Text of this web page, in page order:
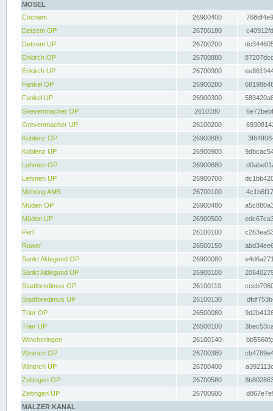
MOSEL
Cochem
26900400
Detzem OP
26700180
Detzem UP
26700200
Enkirch OP
26700880
Enkirch UP
26700900
Fankel OP
26900280
Fankel UP
26900300
Grevenmacher OP
2610180
Grevenmacher UP
26100200
Koblenz OP
26900880
Koblenz UP
26900900
Lehmen OP
26900680
Lehmen UP
26900700
Mehring AMS
26700100
Müden OP
26900480
Müden UP
26900500
Perl
26100100
Ruwer
26500150
Sankt Aldegund OP
26900080
Sankt Aldegund UP
26900100
Stadtbredimus OP
26100110
Stadtbredimus UP
26100130
Trier OP
26500080
Trier UP
26500100
Wincheringen
26100140
Wintrich OP
26700380
Wintrich UP
26700400
Zeltingen OP
26700580
Zeltingen UP
26700600
MALZER KANAL